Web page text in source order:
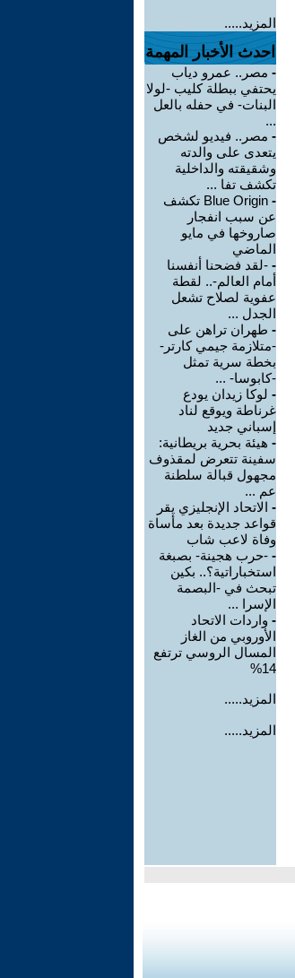
المزيد.....
احدث الأخبار المهمة
- مصر.. عمرو دياب
يحتفي ببطلة كليب -لولا
البنات- في حفله بالعل
...
- مصر.. فيديو لشخص
يتعدى على والدته
وشقيقته والداخلية
تكشف تفا ...
-
Blue Origin تكشف
عن سبب انفجار
صاروخها في مايو
الماضي
- -لقد فضحنا أنفسنا
أمام العالم-.. لقطة
عفوية لصلاح تشعل
الجدل ...
- طهران تراهن على
-متلازمة جيمي كارتر-
بخطة سرية تمثل
-كابوسا- ...
- لوكا زيدان يودع
غرناطة ويوقع لناد
إسباني جديد
- هيئة بحرية بريطانية:
سفينة تتعرض لمقذوف
مجهول قبالة سلطنة
عم ...
- الاتحاد الإنجليزي يقر
قواعد جديدة بعد مأساة
وفاة لاعب شاب
- -حرب هجينة- بصبغة
استخباراتية؟.. بكين
تبحث في -البصمة
الإسرا ...
- واردات الاتحاد
الأوروبي من الغاز
المسال الروسي ترتفع
14%
المزيد.....
المزيد.....